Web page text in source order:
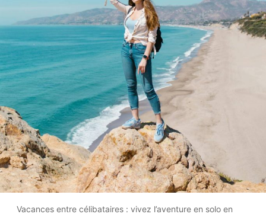
Vacances entre célibataires : vivez l’aventure en solo en